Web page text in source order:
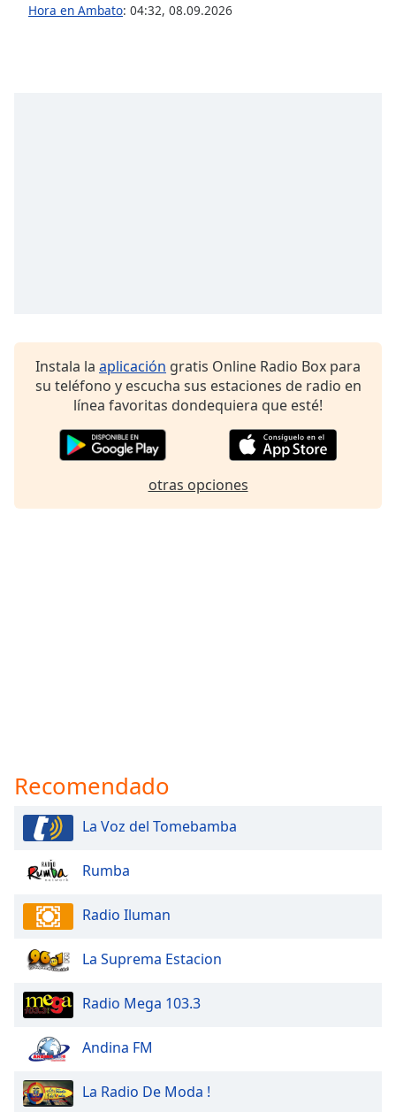
FontHora en Ambato: 04:32, 08.09.2026
Instala la aplicación gratis Online Radio Box para
su teléfono y escucha sus estaciones de radio en
línea favoritas dondequiera que esté!
otras opciones
Recomendado
La Voz del Tomebamba
Rumba
Radio Iluman
La Suprema Estacion
Radio Mega 103.3
Andina FM
La Radio De Moda !